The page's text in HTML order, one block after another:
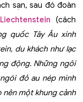
sạn, sau đó đoàn
Liechtenstein
(cách
quốc Tây Âu xinh
du khách như lạc
động. Những ngôi
đỏ au nép mình
một khung cảnh